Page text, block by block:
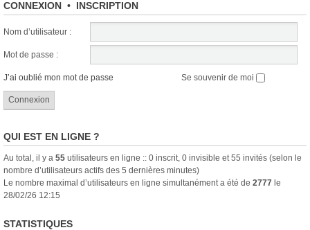
CONNEXION • INSCRIPTION
Nom d’utilisateur :
Mot de passe :
J’ai oublié mon mot de passe Se souvenir de moi
QUI EST EN LIGNE ?
Au total, il y a 55 utilisateurs en ligne :: 0 inscrit, 0 invisible et 55 invités (selon le
nombre d’utilisateurs actifs des 5 dernières minutes)
Le nombre maximal d’utilisateurs en ligne simultanément a été de 2777 le
28/02/26 12:15
STATISTIQUES